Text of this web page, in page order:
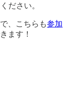
ださい。
、こちらも参加
ます！